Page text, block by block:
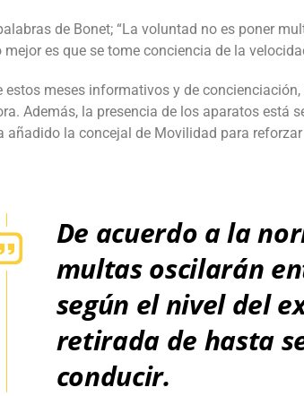
de Bonet; “La voluntad no es poner
mejor es que se tome conciencia de la
estos meses informativos y de
Además, la presencia de los aparatos está
añadido la concejal de Movilidad para
De acuerdo a la
multas oscilarán
según el nivel del
retirada de hasta
conducir.